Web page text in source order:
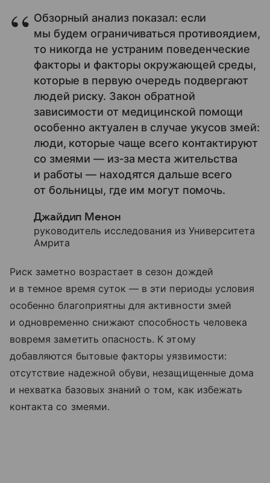
Обзорный анализ показал: если
мы будем ограничиваться противоядием,
то никогда не устраним поведенческие
факторы и факторы окружающей среды,
которые в первую очередь подвергают
людей риску. Закон обратной
зависимости от медицинской помощи
особенно актуален в случае укусов змей:
люди, которые чаще всего контактируют
со змеями — из‑за места жительства
и работы — находятся дальше всего
от больницы, где им могут помочь.
Джайдип Менон
руководитель исследования из Университета
Амрита
Риск заметно возрастает в сезон дождей
и в темное время суток — в эти периоды условия
особенно благоприятны для активности змей
и одновременно снижают способность человека
вовремя заметить опасность. К этому
добавляются бытовые факторы уязвимости:
отсутствие надежной обуви, незащищенные дома
и нехватка базовых знаний о том, как избежать
контакта со змеями.